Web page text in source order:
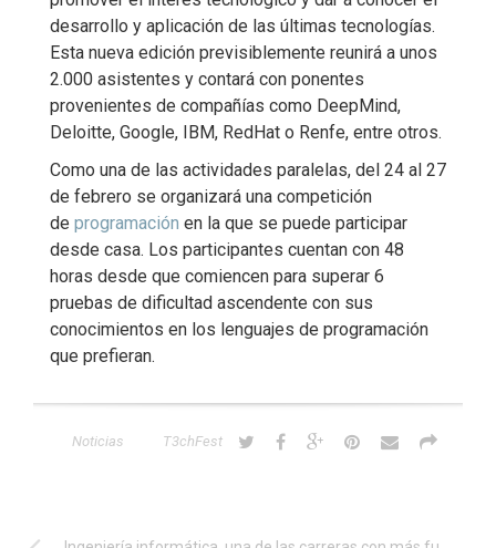
desarrollo y aplicación de las últimas tecnologías.
Esta nueva edición previsiblemente reunirá a unos
2.000 asistentes y contará con ponentes
provenientes de compañías como DeepMind,
Deloitte, Google, IBM, RedHat o Renfe, entre otros.
Como una de las actividades paralelas, del 24 al 27
de febrero se organizará una competición
de programación en la que se puede participar
desde casa. Los participantes cuentan con 48
horas desde que comiencen para superar 6
pruebas de dificultad ascendente con sus
conocimientos en los lenguajes de programación
que prefieran.
Noticias T3chFest